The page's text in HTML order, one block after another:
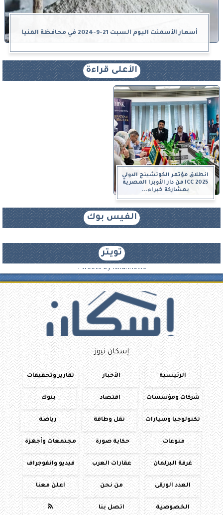
أسعار الأسمنت اليوم السبت 21-9-2024 في محافظة المنيا
الأعلى قراءة
انطلاق مؤتمر الكوتشينج الدولي
ICC 2025 من دار الأوبرا المصرية
بمشاركة خبراء...
الفيس بوك
تويتر
Tweets by iskannews
إسكان نيوز
الرئيسية الأخبار تقارير وتحقيقات
شركات ومؤسسات اقتصاد بنوك
تكنولوجيا وسيارات نقل وطاقة رياضة
منوعات حكاية صورة مجتمعات وأجهزة
غرفة البرلمان عقارات العرب فيديو وانفوجراف
العدد الورقى من نحن اعلن معنا
الخصوصية اتصل بنا 